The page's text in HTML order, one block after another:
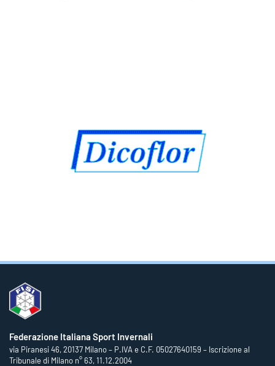
Federazione Italiana Sport Invernali
via Piranesi 46, 20137 Milano – P.IVA e C.F. 05027640159 – Iscrizione al
Tribunale di Milano n° 63, 11.12.2004